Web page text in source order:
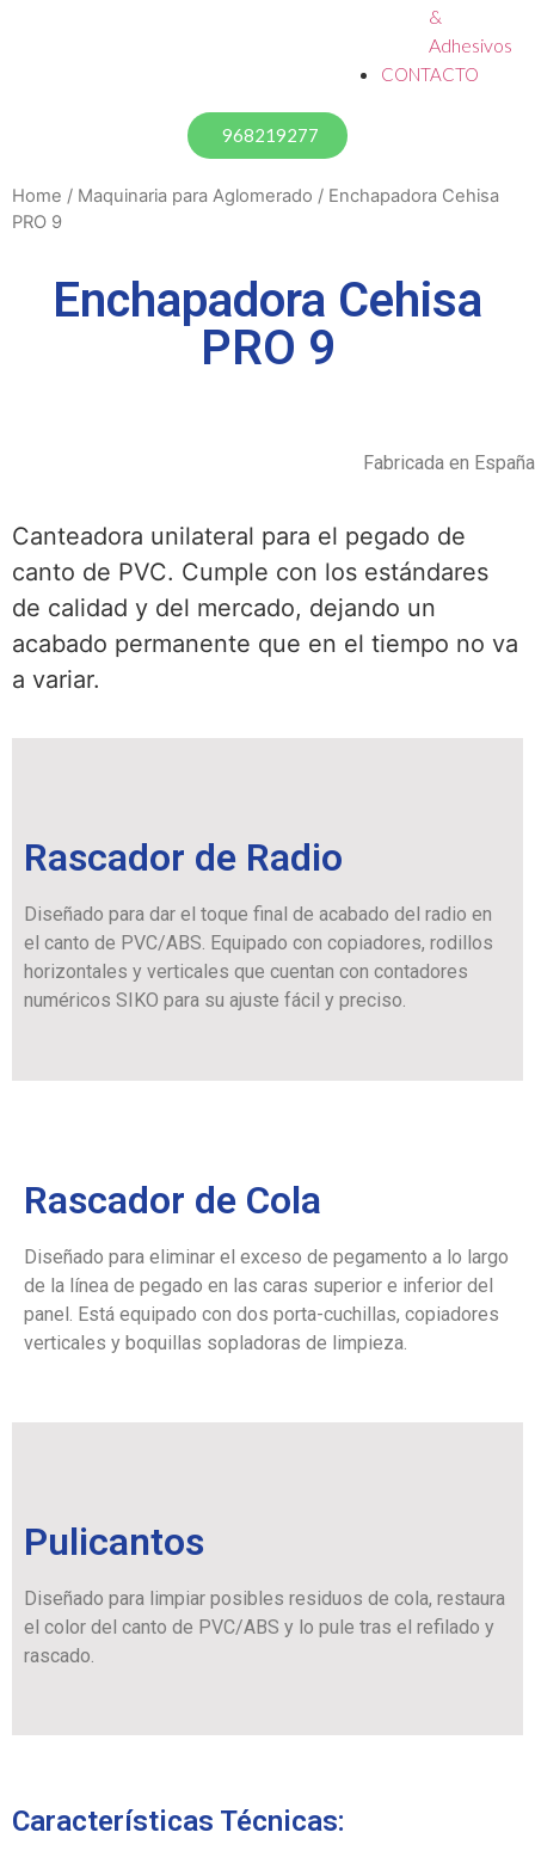
&
Adhesivos
CONTACTO
968219277
Home / Maquinaria para Aglomerado / Enchapadora Cehisa
PRO 9
Enchapadora Cehisa
PRO 9
Fabricada en España
Canteadora unilateral para el pegado de
canto de PVC. Cumple con los estándares
de calidad y del mercado, dejando un
acabado permanente que en el tiempo no va
a variar.
Rascador de Radio
Diseñado para dar el toque final de acabado del radio en
el canto de PVC/ABS. Equipado con copiadores, rodillos
horizontales y verticales que cuentan con contadores
numéricos SIKO para su ajuste fácil y preciso.
Rascador de Cola
Diseñado para eliminar el exceso de pegamento a lo largo
de la línea de pegado en las caras superior e inferior del
panel. Está equipado con dos porta-cuchillas, copiadores
verticales y boquillas sopladoras de limpieza.
Pulicantos
Diseñado para limpiar posibles residuos de cola, restaura
el color del canto de PVC/ABS y lo pule tras el refilado y
rascado.
Características Técnicas: